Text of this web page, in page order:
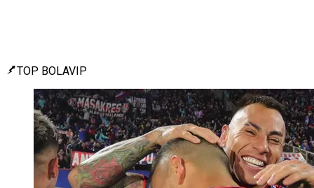
TOP BOLAVIP